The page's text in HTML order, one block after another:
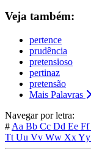
Veja também:
pertence
prudência
pretensioso
pertinaz
pretensão
Mais Palavras
Navegar por letra:
# Aa Bb Cc Dd Ee Ff
Tt Uu Vv Ww XxYy